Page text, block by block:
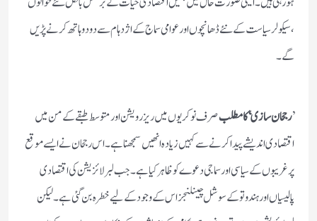
،سیکولر سیاست کے نئے ڈھانچوں اور عوامی سماج کے اژدہام سے دودوہاتھ کرنے پڑیں
گے۔
’رجحان سازی‘کا مطلبصرف نوکریوں میں ریزرویشن اور متوسط طبقے کے من میں
اقتصادی اندیشے پیداکرنے سے کہیں زیادہ انھیں سمجھنا ہے۔اس رجحان نے ایسے موقع
پر غریبوں کے سیاسی اور سماجی دعوے کو ظاہر کیاہے۔جب لبرلائزیشن کی اقتصادی
پالیسیاں اور ہندوتو کے سوشل چینلنجز اس کے وجود کے لیے خطرہ بن گئی ہے۔لیکن